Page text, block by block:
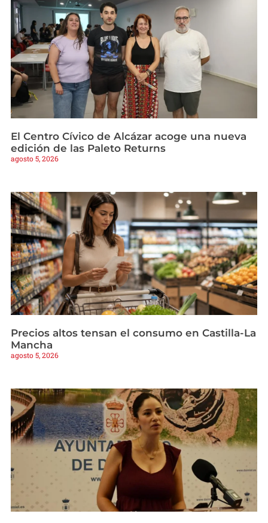
El Centro Cívico de Alcázar acoge una nueva
edición de las Paleto Returns
agosto 5, 2026
Precios altos tensan el consumo en Castilla-La
Mancha
agosto 5, 2026